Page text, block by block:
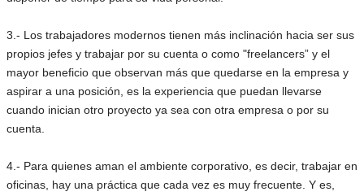
3.- Los trabajadores modernos tienen más inclinación hacia ser sus
propios jefes y trabajar por su cuenta o como "freelancers” y el
mayor beneficio que observan más que quedarse en la empresa y
aspirar a una posición, es la experiencia que puedan llevarse
cuando inician otro proyecto ya sea con otra empresa o por su
cuenta.
4.- Para quienes aman el ambiente corporativo, es decir, trabajar en
oficinas, hay una práctica que cada vez es muy frecuente. Y es,